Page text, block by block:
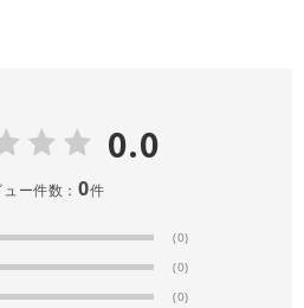
0.0
ー件数： 0件
(0)
(0)
(0)